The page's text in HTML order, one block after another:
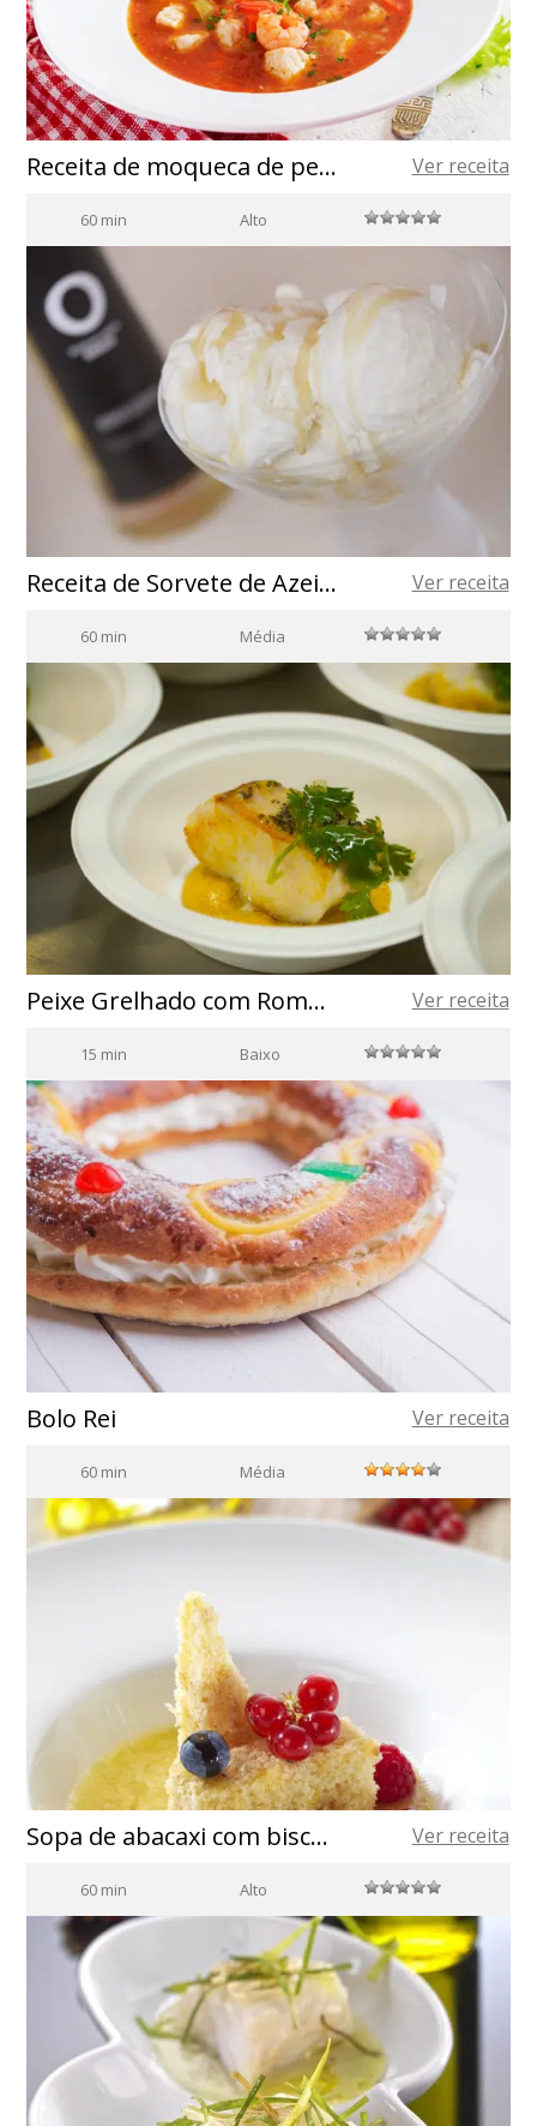
Receita de moqueca de peixe Ver receita
60 min Alto
Receita de Sorvete de Azeite de Oliva: Delícia Cremosa e Única Ver receita
60 min Média
Peixe Grelhado com Romanesco Brasileiro Ver receita
15 min Baixo
Bolo Rei Ver receita
60 min Média
Sopa de abacaxi com biscoito de chocolate branco e um toque de frutas silvestres Ver receita
60 min Alto